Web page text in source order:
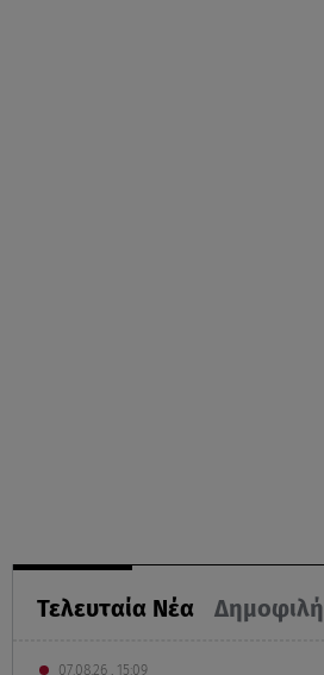
Τελευταία Νέα Δημοφιλή
07.08.26 , 15:09